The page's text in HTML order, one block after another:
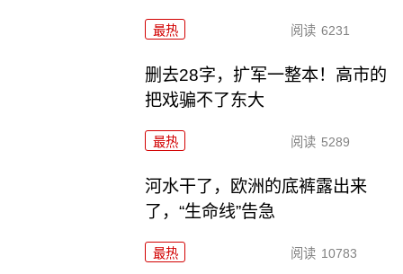
最热 阅读 6231
删去28字，扩军一整本！高市的
把戏骗不了东大
最热 阅读 5289
河水干了，欧洲的底裤露出来
了，“生命线”告急
最热 阅读 10783